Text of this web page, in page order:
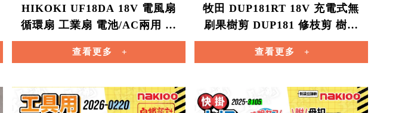
HIKOKI UF18DA 18V 電風扇
循環扇 工業扇 電池/AC兩用 雙
電池 風扇 hikok
查看更多
牧田 DUP181RT 18V 充電式無
刷果樹剪 DUP181 修枝剪 樹枝
剪 Makita 公司貨
查看更多